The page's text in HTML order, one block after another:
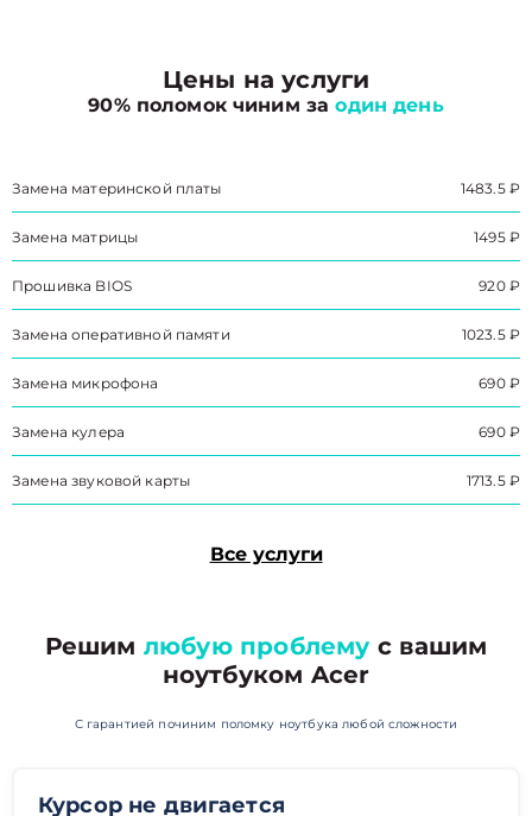
Цены на услуги
90% поломок чиним заодин день
Замена материнской платы 1483.5 ₽
Замена матрицы 1495 ₽
Прошивка BIOS 920 ₽
Замена оперативной памяти 1023.5 ₽
Замена микрофона 690 ₽
Замена кулера 690 ₽
Замена звуковой карты 1713.5 ₽
Все услуги
Решим любую проблему с вашим
ноутбуком Acer
С гарантией починим поломку ноутбука любой сложности
Курсор не двигается